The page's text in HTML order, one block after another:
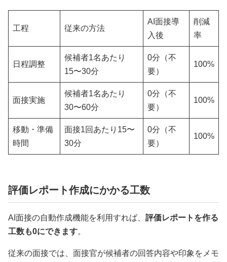
工程 従来の方法
AI面接導
入後
削減
率
日程調整
候補者1名あたり
15〜30分
0分（不
要）
100%
面接実施
候補者1名あたり
30〜60分
0分（不
要）
100%
移動・準備
時間
面接1回あたり15〜
30分
0分（不
要）
100%
評価レポート作成にかかる工数
AI面接の自動作成機能を利用すれば、 評価レポートを作る
工数も0にできます。
従来の面接では、面接官が候補者の回答内容や印象をメモ